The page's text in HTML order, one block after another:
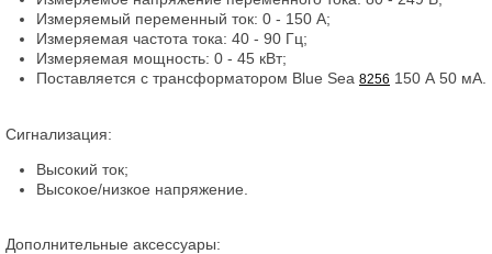
Измеряемый переменный ток: 0 - 150 А;
Измеряемая частота тока: 40 - 90 Гц;
Измеряемая мощность: 0 - 45 кВт;
Поставляется с трансформатором Blue Sea 8256 150 А 50 мА.
Сигнализация:
Высокий ток;
Высокое/низкое напряжение.
Дополнительные аксессуары: